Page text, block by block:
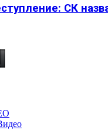
СК